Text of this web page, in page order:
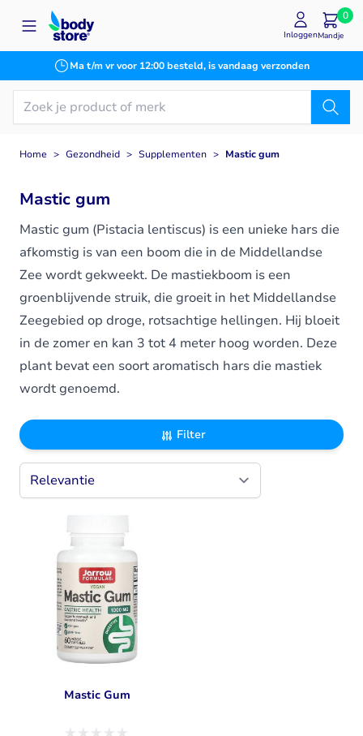
Ga naar de inhoud
Ma t/m vr voor 12:00 besteld, is vandaag verzonden
InloggenMandje
0
Home > Gezondheid > Supplementen > Mastic gum
Mastic gum
Mastic gum (Pistacia lentiscus) is een unieke hars die
afkomstig is van een boom die in de Middellandse
Zee wordt gekweekt. De mastiekboom is een
groenblijvende struik, die groeit in het Middellandse
Zeegebied op droge, rotsachtige hellingen. Hij bloeit
in de zomer en kan 3 tot 4 meter hoog worden. Deze
plant bevat een soort aromatisch hars die mastiek
wordt genoemd.
Filter
Mastic Gum